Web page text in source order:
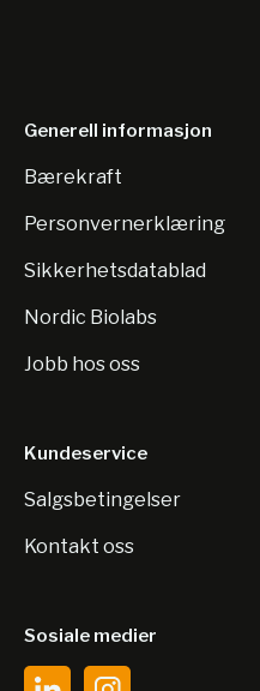
Generell informasjon
Bærekraft
Personvernerklæring
Sikkerhetsdatablad
Nordic Biolabs
Jobb hos oss
Kundeservice
Salgsbetingelser
Kontakt oss
Sosiale medier